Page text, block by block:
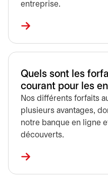
entreprise.
Quels sont les
courant pour les
Nos différents forfaits
plusieurs avantages,
notre banque en ligne
découverts.